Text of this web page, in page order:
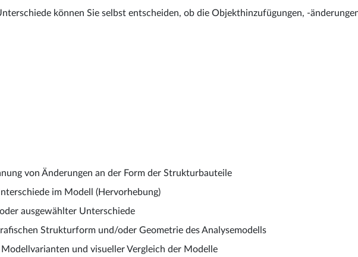
können Sie selbst entscheiden, ob die Objekthinzufügungen, -
von Änderungen an der Form der Strukturbauteile
im Modell (Hervorhebung)
ausgewählter Unterschiede
Strukturform und/oder Geometrie des Analysemodells
und visueller Vergleich der Modelle